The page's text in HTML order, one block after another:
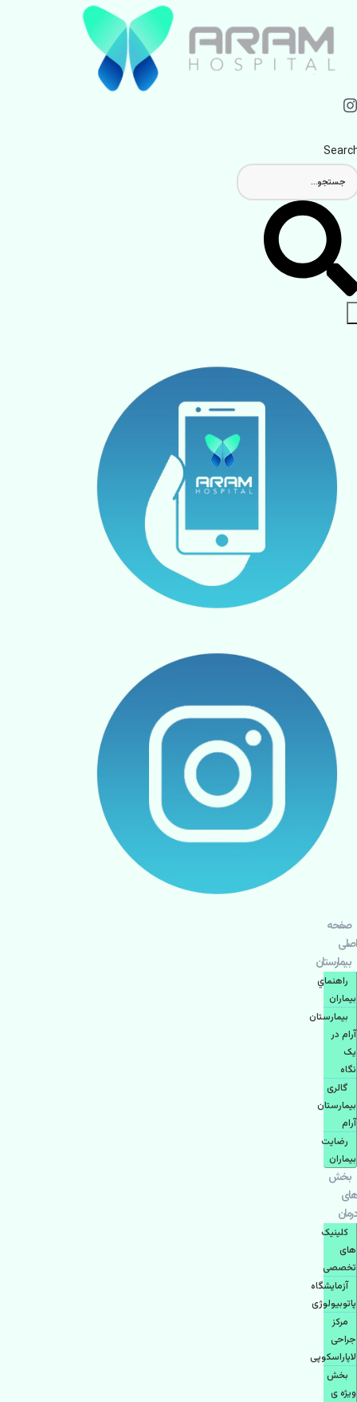
صفحه
اصلی
بيمارستان
راهنماي
بیماران
بیمارستان
آرام در
یک
نگاه
گالری
بیمارستان
آرام
رضایت
بیماران
بخش
های
درمان
کلینیک
های
تخصصی
آزمایشگاه
پاتوبیولوژی
مرکز
جراحی
لاپاراسکوپی
بخش
ویژه ی